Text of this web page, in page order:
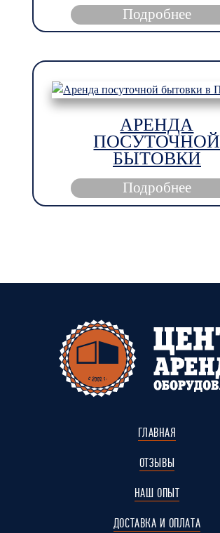
Подробнее
АРЕНДА
ПОСУТОЧНОЙ
БЫТОВКИ
Подробнее
ГЛАВНАЯ
ОТЗЫВЫ
НАШ ОПЫТ
ДОСТАВКА И ОПЛАТА